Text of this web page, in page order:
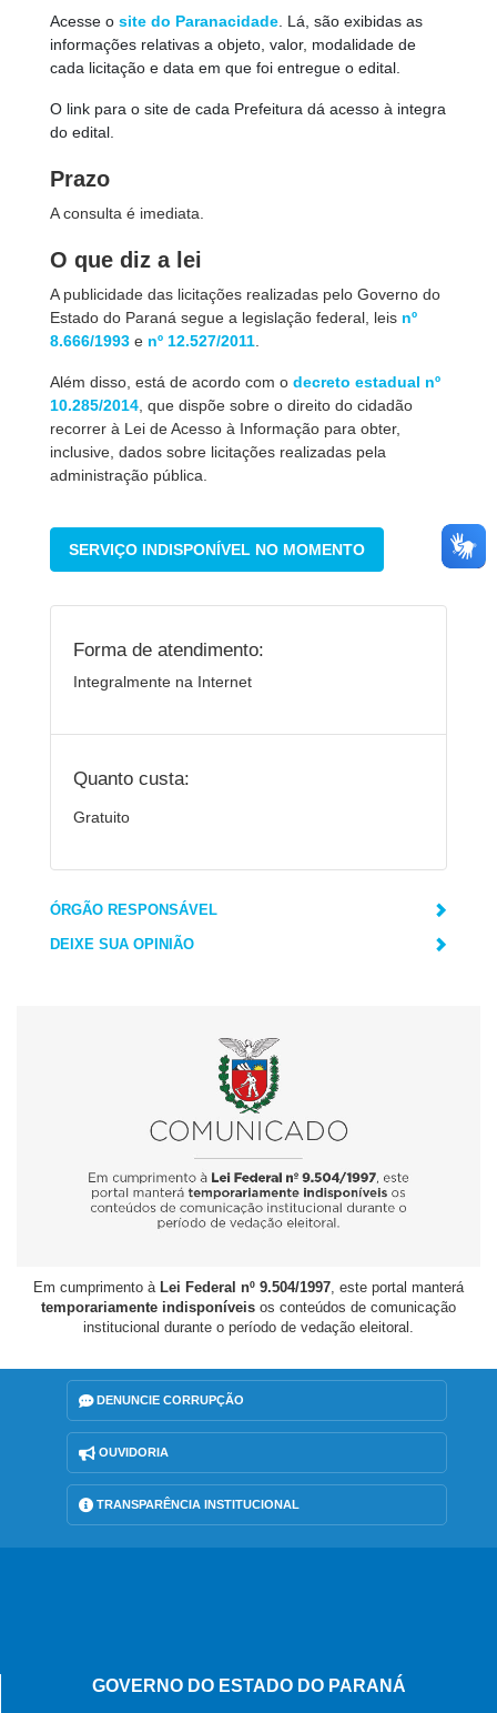
Acesse o site do Paranacidade . Lá, são exibidas as
informações relativas a objeto, valor, modalidade de
cada licitação e data em que foi entregue o edital.
O link para o site de cada Prefeitura dá acesso à integra
do edital.
Prazo
A consulta é imediata.
O que diz a lei
A publicidade das licitações realizadas pelo Governo do
Estado do Paraná segue a legislação federal, leis nº
8.666/1993 e nº 12.527/2011
Além disso, está de acordo com o decreto estadual nº
10.285/2014 , que dispõe sobre o direito do cidadão
recorrer à Lei de Acesso à Informação para obter,
inclusive, dados sobre licitações realizadas pela
administração pública.
SERVIÇO INDISPONÍVEL NO MOMENTO
Forma de atendimento:
Integralmente na Internet
Quanto custa:
Gratuito
ÓRGÃO RESPONSÁVEL
DEIXE SUA OPINIÃO
Em cumprimento à Lei Federal nº 9.504/1997, este portal manterá
temporariamente indisponíveis os conteúdos de comunicação
institucional durante o período de vedação eleitoral.
DENUNCIE CORRUPÇÃO
OUVIDORIA
TRANSPARÊNCIA INSTITUCIONAL
GOVERNO DO ESTADO DO PARANÁ